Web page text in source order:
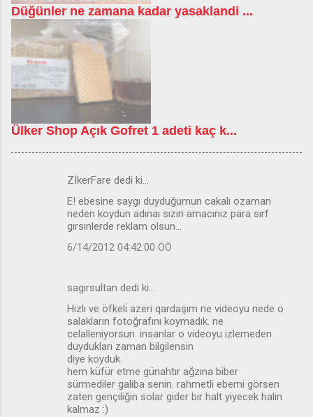
Düğünler ne zamana kadar yasaklandi ...
Ülker Shop Açık Gofret 1 adeti kaç k...
ZİkerFare dedi ki…
E! ebesine saygı duyduğumun cakalı ozaman
neden koydun adınaı sızın amacınız para sırf
gırsınlerde reklam olsun...
6/14/2012 04:42:00 ÖÖ
sagirsultan dedi ki…
Hızlı ve öfkeli azeri qardaşım ne videoyu nede o
salakların fotoğrafını koymadık. ne
celalleniyorsun. insanlar o videoyu izlemeden
duydukları zaman bilgilensin
diye koyduk.
hem küfür etme günahtır ağzına biber
sürmediler galiba senin. rahmetli ebemi görsen
zaten gençiliğin solar gider bir halt yiyecek halin
kalmaz :)